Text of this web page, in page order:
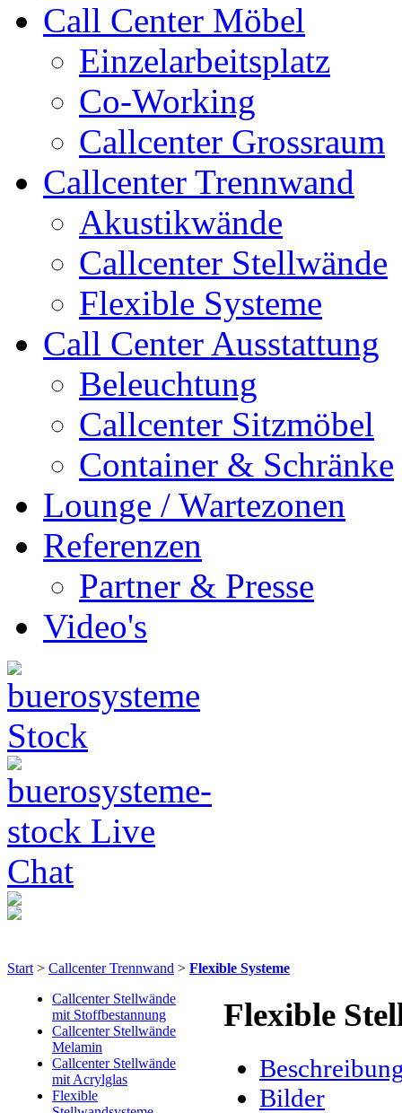
Call Center Möbel
Einzelarbeitsplatz
Co-Working
Callcenter Grossraum
Callcenter Trennwand
Akustikwände
Callcenter Stellwände
Flexible Systeme
Call Center Ausstattung
Beleuchtung
Callcenter Sitzmöbel
Container & Schränke
Lounge / Wartezonen
Referenzen
Partner & Presse
Video's
Start > Callcenter Trennwand > Flexible Systeme
Callcenter Stellwände
mit Stoffbestannung
Callcenter Stellwände
Melamin
Callcenter Stellwände
mit Acrylglas
Flexible
Flexible
Bilder